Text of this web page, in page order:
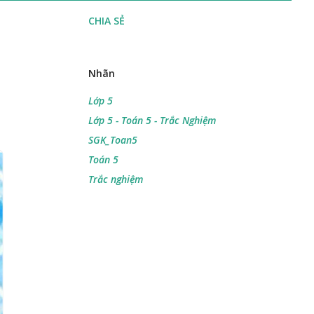
CHIA SẺ
Nhãn
Lớp 5
Lớp 5 - Toán 5 - Trắc Nghiệm
SGK_Toan5
Toán 5
Trắc nghiệm